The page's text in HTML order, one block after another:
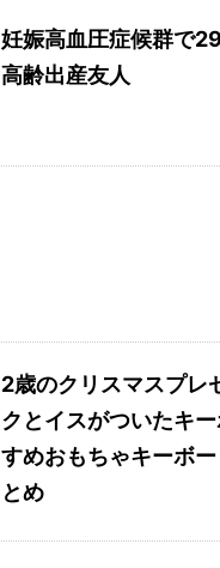
妊娠高血圧症候群で
高齢出産友人
2歳のクリスマスプレ
クとイスがついたキ
すめおもちゃキーボ
とめ